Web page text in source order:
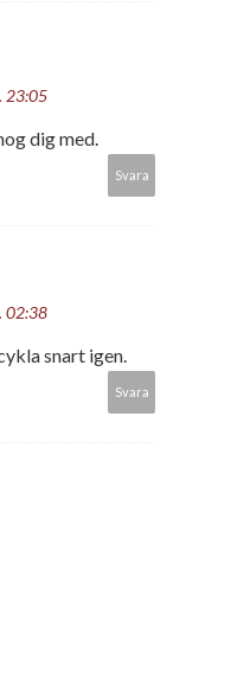
23:05
dig med.
Svara
02:38
snart igen.
Svara